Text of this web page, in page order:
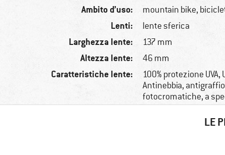
Ambito d’uso: mountain bike,
Lenti: lente sferica
Larghezza lente: 137 mm
Altezza lente: 46 mm
Caratteristiche lente:
100% protezione UVA,
Antinebbia,
fotocromatiche, a
LE